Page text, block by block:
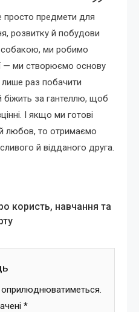
просто предмети для
розвитку й побудови
собакою, ми робимо
— ми створюємо основу
раз побачити
біжить за гантеллю, щоб
І якщо ми готові
й любов, то отримаємо
й відданого друга.
користь, навчання та
*